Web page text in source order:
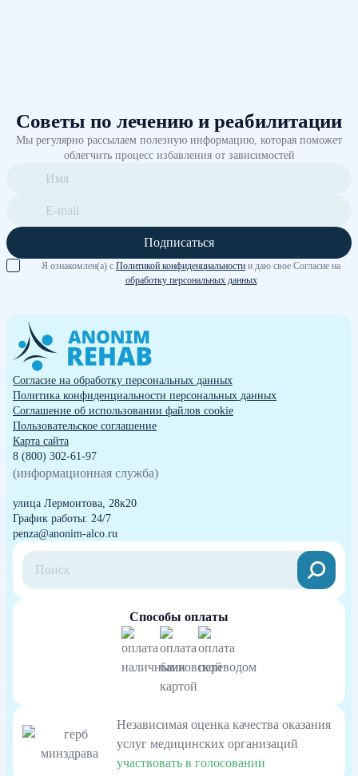
Советы по лечению и реабилитации
Мы регулярно рассылаем полезную информацию, которая поможет
облегчить процесс избавления от зависимостей
Подписаться
Я ознакомлен(а) с Политикой конфиденциальности и даю свое Согласие на
обработку персональных данных
Согласие на обработку персональных данных
Политика конфиденциальности персональных данных
Cоглашение об использовании файлов cookie
Пользовательское соглашение
Карта сайта
8 (800) 302-61-97
(информационная служба)
улица Лермонтова, 28к20
График работы: 24/7
penza@anonim-alco.ru
Способы оплаты
Независимая оценка качества оказания
услуг медицинских организаций
участвовать в голосовании